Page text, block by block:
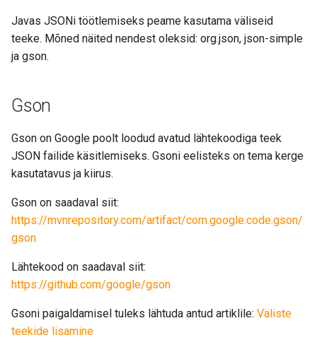
Javas JSONi töötlemiseks peame kasutama väliseid
teeke. Mõned näited nendest oleksid: org.json, json-simple
ja gson.
Gson
Gson on Google poolt loodud avatud lähtekoodiga teek
JSON failide käsitlemiseks. Gsoni eelisteks on tema kerge
kasutatavus ja kiirus.
Gson on saadaval siit:
https://mvnrepository.com/artifact/com.google.code.gson/
gson
Lähtekood on saadaval siit:
https://github.com/google/gson
Gsoni paigaldamisel tuleks lähtuda antud artiklile: Väliste
teekide lisamine